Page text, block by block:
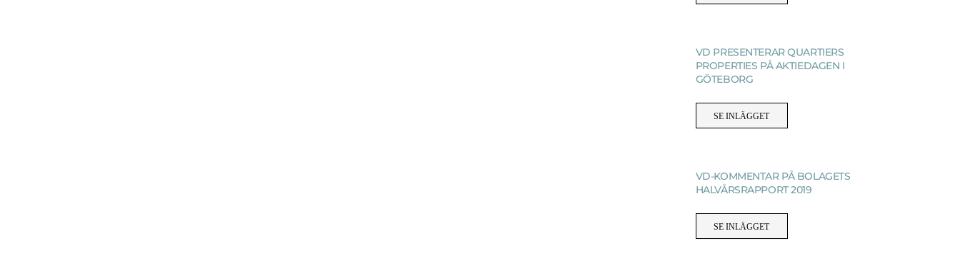
VD PRESENTERAR QUARTIERS
PROPERTIES PÅ AKTIEDAGEN I
GÖTEBORG
SE INLÄGGET
VD-KOMMENTAR PÅ BOLAGETS
HALVÅRSRAPPORT 2019
SE INLÄGGET